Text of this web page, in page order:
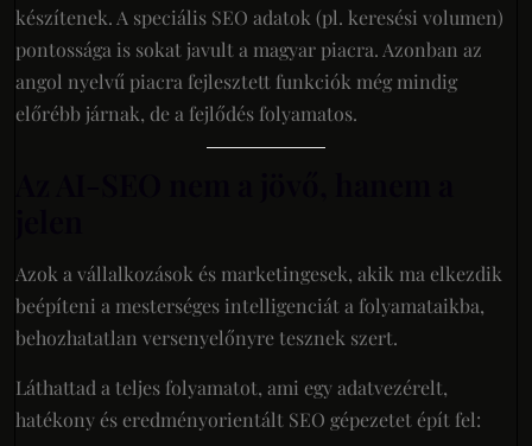
készítenek. A speciális SEO adatok (pl. keresési volumen)
pontossága is sokat javult a magyar piacra. Azonban az
angol nyelvű piacra fejlesztett funkciók még mindig
előrébb járnak, de a fejlődés folyamatos.
Azok a vállalkozások és marketingesek, akik ma elkezdik
beépíteni a mesterséges intelligenciát a folyamataikba,
behozhatatlan versenyelőnyre tesznek szert.
Láthattad a teljes folyamatot, ami egy adatvezérelt,
hatékony és eredményorientált SEO gépezetet épít fel: